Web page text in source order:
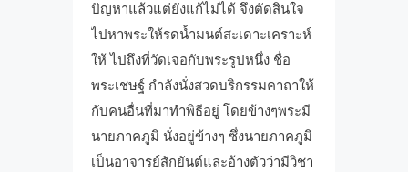
ปัญหาแล้วแต่ยังแก้ไม่ได้ จึงตัดสินใจ
ไปหาพระให้รดน้ำมนต์สะเดาะเคราะห์
ให้ ไปถึงที่วัดเจอกับพระรูปหนึ่ง ชื่อ
พระเชษฐ์ กำลังนั่งสวดบริกรรมคาถาให้
กับคนอื่นที่มาทำพิธีอยู่ โดยข้างๆพระมี
นายภาคภูมิ นั่งอยู่ข้างๆ ซึ่งนายภาคภูมิ
เป็นอาจารย์สักยันต์และอ้างตัวว่ามีวิชา